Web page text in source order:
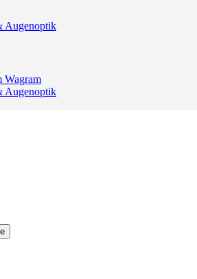
Augenoptik
Wagram
Augenoptik